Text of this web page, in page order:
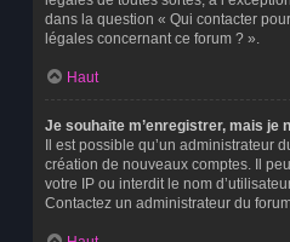
dans la question « Qui contacter
légales concernant ce forum ? ».
Haut
Je souhaite m’enregistrer, mais je
Il est possible qu’un administrateur
création de nouveaux comptes. Il
votre IP ou interdit le nom
Contactez un administrateur du